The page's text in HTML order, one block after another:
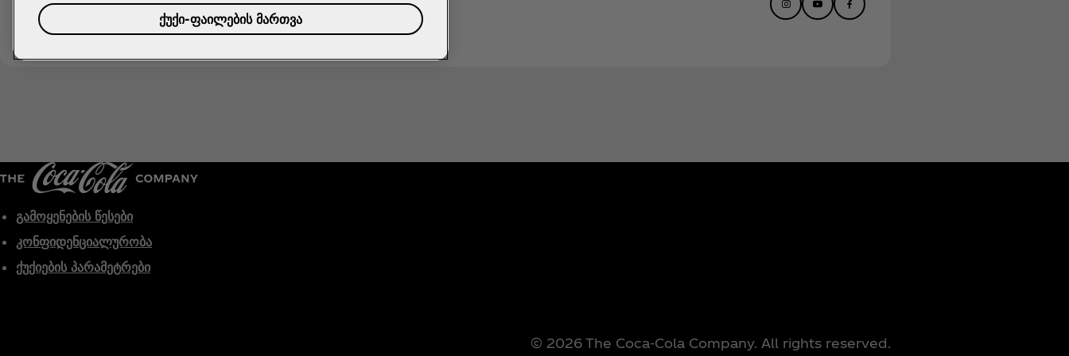
გამოყენების წესები
კონფიდენციალურობა
ქუქიების პარამეტრები
© 2026 The Coca‑Cola Company. All rights reserved.
ქუქი-ფაილების მართვა